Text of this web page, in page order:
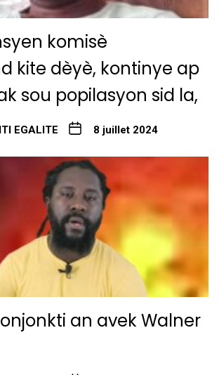
komisè
kite dèyè, kontinye ap
sou popilasyon sid la,
EGALITE 8 juillet 2024
an avek Walner